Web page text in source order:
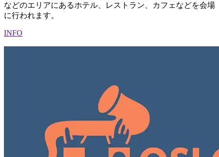
などのエリアにあるホテル、レストラン、カフェなどを会場
に行われます。
INFO